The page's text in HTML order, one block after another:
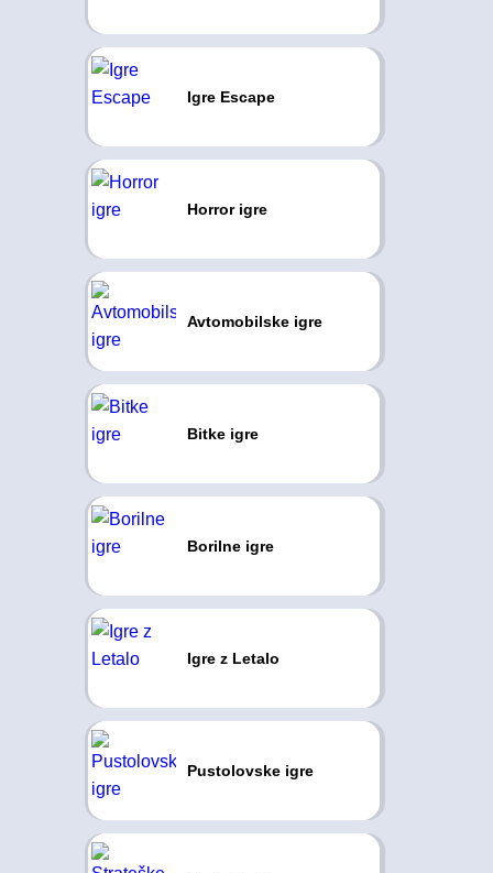
Igre Escape
Horror igre
Avtomobilske igre
Bitke igre
Borilne igre
Igre z Letalo
Pustolovske igre